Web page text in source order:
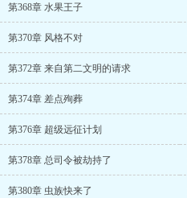
第368章 水果王子
第370章 风格不对
第372章 来自第二文明的请求
第374章 差点殉葬
第376章 超级远征计划
第378章 总司令被劫持了
第380章 虫族快来了